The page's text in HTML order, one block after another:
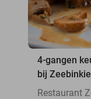
4-gangen
bij Zeebinkie
Restaurant